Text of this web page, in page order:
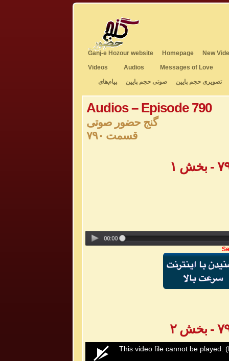
Ganj-e Hozour website Homepage
New
Videos
Audios
Messages of Love
تصویری حجم پایین
صوتی حجم پایین پیام‌های
Audios – Episode 790
گنج حضور صوتی
قسمت ۷۹۰
seconds
This video file cannot be played.